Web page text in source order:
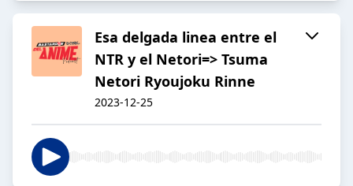
Esa delgada linea entre el
NTR y el Netori=> Tsuma
Netori Ryoujoku Rinne
2023-12-25